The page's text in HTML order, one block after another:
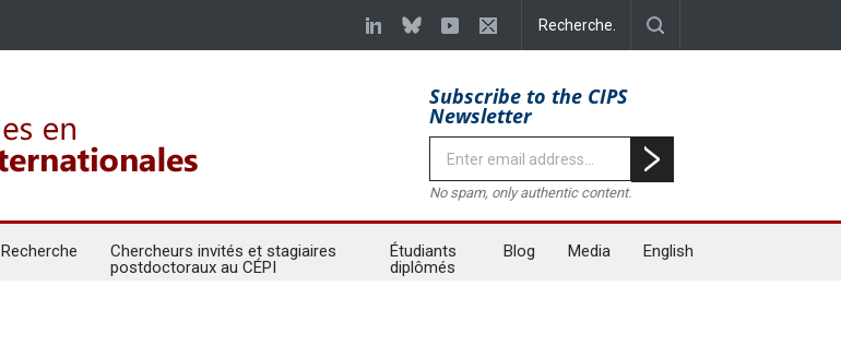
Subscribe to the CIPS
Newsletter
No spam, only authentic content.
Recherche
Chercheurs invités et stagiaires
postdoctoraux au CÉPI
Étudiants
diplômés
Blog Media English